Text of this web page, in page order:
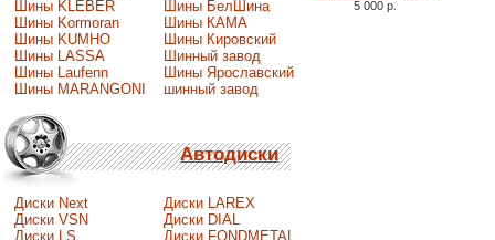
Шины KLEBER
Шины Kormoran
Шины KUMHO
Шины LASSA
Шины Laufenn
Шины MARANGONI
Шины БелШина
Шины КАМА
Шины Кировский
Шинный завод
Шины Ярославский
шинный завод
Автодиски
Диски Next
Диски VSN
Диски LS
Диски LAREX
Диски DIAL
Диски FONDMETAL
5 000 р.